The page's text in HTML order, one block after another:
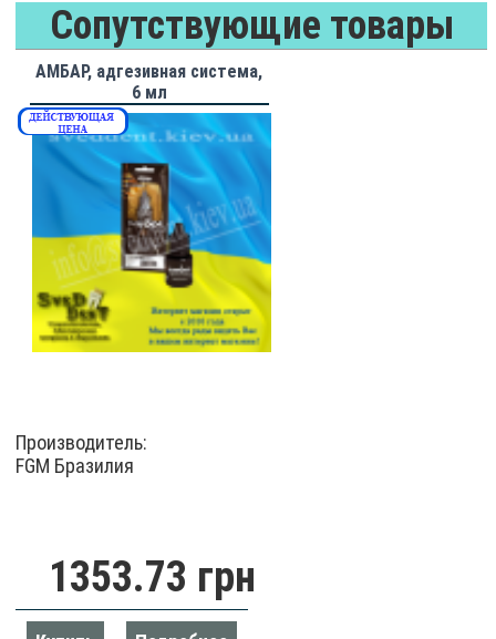
Сопутствующие товары
АМБАР, адгезивная система,
6 мл
Производитель:
FGM Бразилия
1353.73 грн